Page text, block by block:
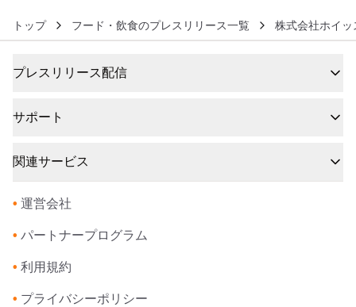
トップ フード・飲食のプレスリリース一覧 株式会社ホイッ
プレスリリース配信
サポート
関連サービス
• 運営会社
• パートナープログラム
• 利用規約
• プライバシーポリシー